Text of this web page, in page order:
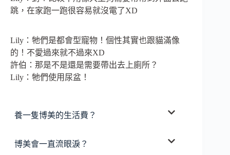
跳，在家跑一跑很容易就沒電了XD
Lily：牠們是都會型寵物！個性其實也跟貓滿像
的！不愛過來就不過來XD
許伯：那是不是還是需要帶出去上廁所？
Lily：牠們使用尿盆！
養一隻博美的生活費？
博美會一直流眼淚？